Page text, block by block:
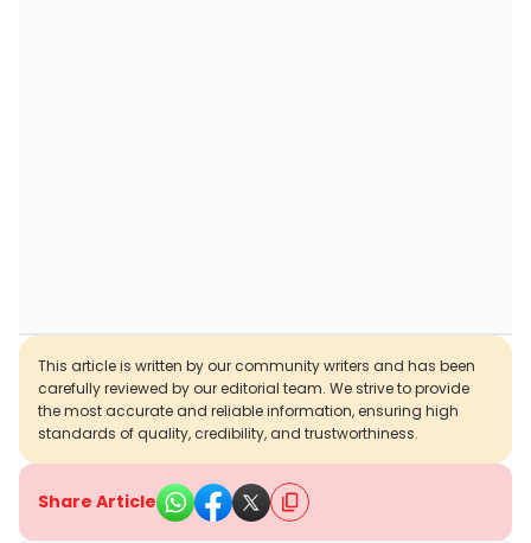
This article is written by our community writers and has been
carefully reviewed by our editorial team. We strive to provide
the most accurate and reliable information, ensuring high
standards of quality, credibility, and trustworthiness.
Share Article